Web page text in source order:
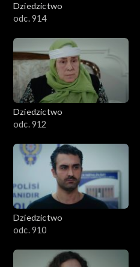
Dziedzictwo
odc. 914
Dziedzictwo
odc. 912
Dziedzictwo
odc. 910